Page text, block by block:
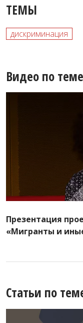
ТЕМЫ
дискриминация
Видео по теме
Презентация
«Мигранты и
Статьи по